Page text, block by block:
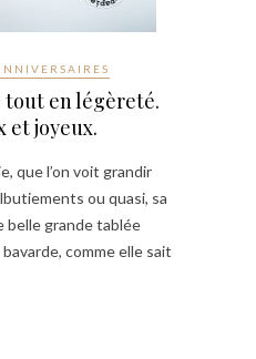
en légèreté.
et joyeux.
que l’on voit grandir
ou quasi, sa
belle grande tablée
comme elle sait